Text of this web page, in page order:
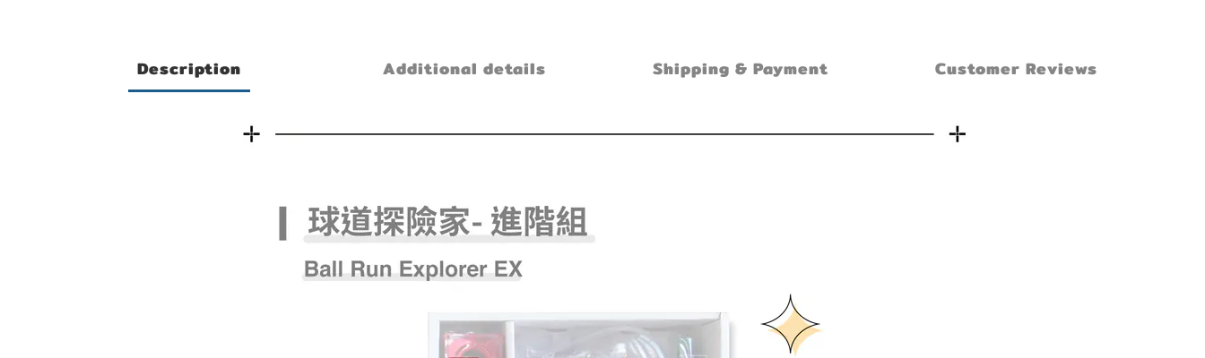
Description Additional details Shipping & Payment Customer Reviews